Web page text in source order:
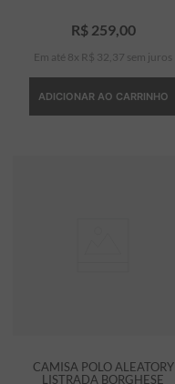
R$ 259, 00
Em até 8 x R$ 32 37 sem juros
ADICIONAR AO CARRINHO
CAMISA POLO ALEATORY
LISTRADA BORGHESE